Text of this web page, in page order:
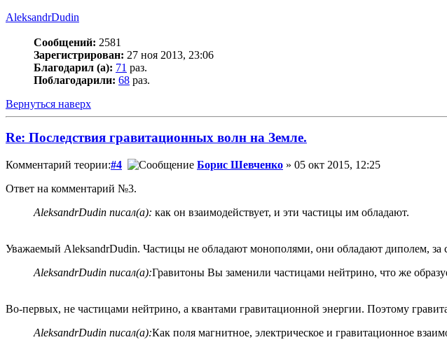
AleksandrDudin
Сообщений: 2581
Зарегистрирован: 27 ноя 2013, 23:06
Благодарил (а): 71 раз.
Поблагодарили: 68 раз.
Вернуться наверх
Re: Последствия гравитационных волн на Земле.
Комментарий теории:#4 Борис Шевченко » 05 окт 2015, 12:25
Ответ на комментарий №3.
AleksandrDudin писал(а): как он взаимодействует, и эти частицы им обладают.
Уважаемый AleksandrDudin. Частицы не обладают монополями, они обладают диполем, за
AleksandrDudin писал(а):Гравитоны Вы заменили частицами нейтрино, что же
Во-первых, не частицами нейтрино, а квантами гравитационной энергии. Поэтому
AleksandrDudin писал(а):Как поля магнитное, электрическое и гравитационное